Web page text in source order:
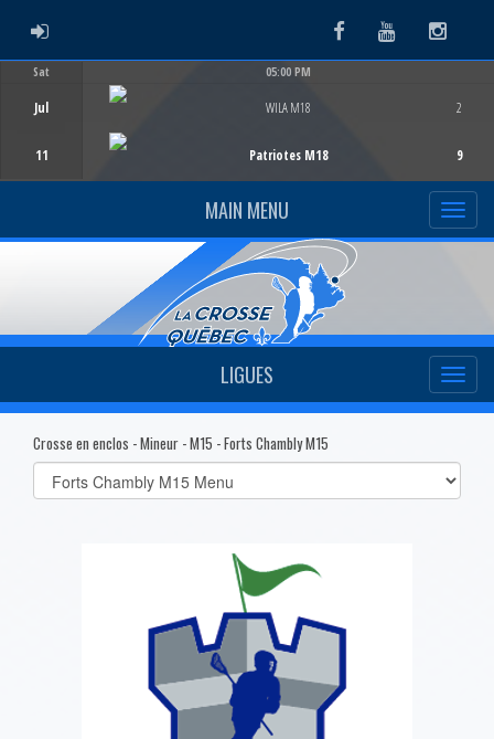
ADMIN LOGIN FacebookYoutube
Sat
Jul
11
05:00 PM
WILA M18
Patriotes M18
2
9
MAIN MENU
LIGUES
Crosse en enclos - Mineur - M15 - Forts Chambly M15
Select
list(select